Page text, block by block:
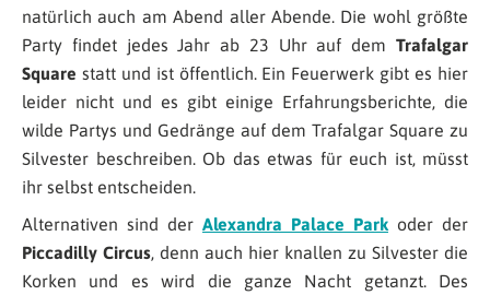
natürlich auch am Abend aller Abende. Die wohl größte
Party findet jedes Jahr ab 23 Uhr auf dem Trafalgar
Square statt und ist öffentlich. Ein Feuerwerk gibt es hier
leider nicht und es gibt einige Erfahrungsberichte, die
wilde Partys und Gedränge auf dem Trafalgar Square zu
Silvester beschreiben. Ob das etwas für euch ist, müsst
ihr selbst entscheiden.
Alternativen sind der Alexandra Palace Park oder der
Piccadilly Circus, denn auch hier knallen zu Silvester die
Korken und es wird die ganze Nacht getanzt. Des